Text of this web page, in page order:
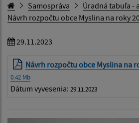
Samospráva
Úradná tabuľa -
Návrh rozpočtu obce Myslina na roky
29.11.2023
Návrh rozpočtu obce Myslina na
0.42 Mb
Dátum vyvesenia: 29.11.2023